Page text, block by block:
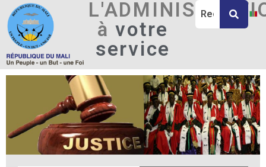
àvotre
service